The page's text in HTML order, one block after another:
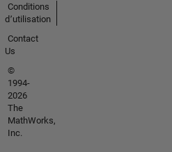
Conditions
d՚utilisation
Contact
Us
©
1994-
2026
The
MathWorks,
Inc.